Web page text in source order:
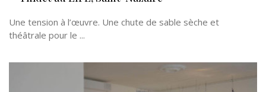
Une tension à l’œuvre. Une chute de sable sèche et
théâtrale pour le ...